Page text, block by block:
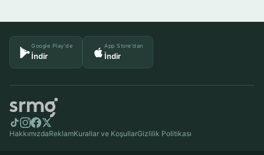
Google Play'de
İndir
App Store'dan
İndir
HakkımızdaReklamKurallar ve KoşullarGizlilik Politikası